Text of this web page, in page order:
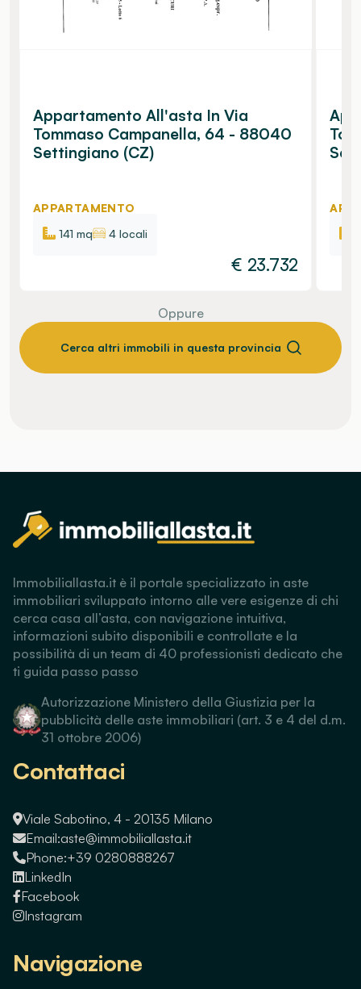
Appartamento All'asta In Via
Tommaso Campanella, 64 - 88040
Settingiano (CZ)
APPARTAMENTO
141 mq
4 locali
€ 23.732
Oppure
Cerca altri immobili in questa provincia
Immobiliallasta.it è il portale specializzato in aste
immobiliari sviluppato intorno alle vere esigenze di chi
cerca casa all’asta, con navigazione intuitiva,
informazioni subito disponibili e controllate e la
possibilità di un team di 40 professionisti dedicato che
ti guida passo passo
Autorizzazione Ministero della Giustizia per la
pubblicità delle aste immobiliari (art. 3 e 4 del d.m.
31 ottobre 2006)
Contattaci
Viale Sabotino, 4 - 20135 Milano
Email:aste@immobiliallasta.it
Phone:+39 0280888267
LinkedIn
Facebook
Instagram
Navigazione